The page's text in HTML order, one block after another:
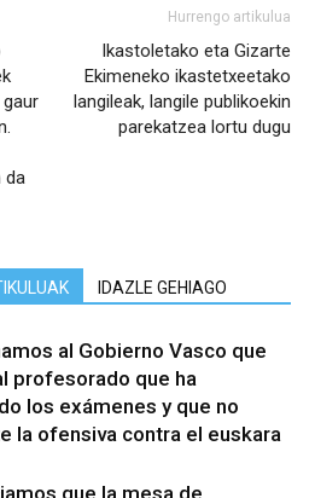
da
Hurrengo artikulua
Ikastoletako eta Gizarte
Ekimeneko ikastetxeetako
langileak, langile publikoekin
parekatzea lortu dugu
IDAZLE GEHIAGO
al Gobierno Vasco que
profesorado que ha
los exámenes y que no
la ofensiva contra el euskara
que la mesa de